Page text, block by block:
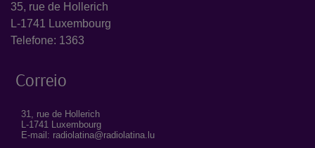
35, rue de Hollerich
L-1741 Luxembourg
Telefone: 1363
Correio
31, rue de Hollerich
L-1741 Luxembourg
E-mail: radiolatina@radiolatina.lu